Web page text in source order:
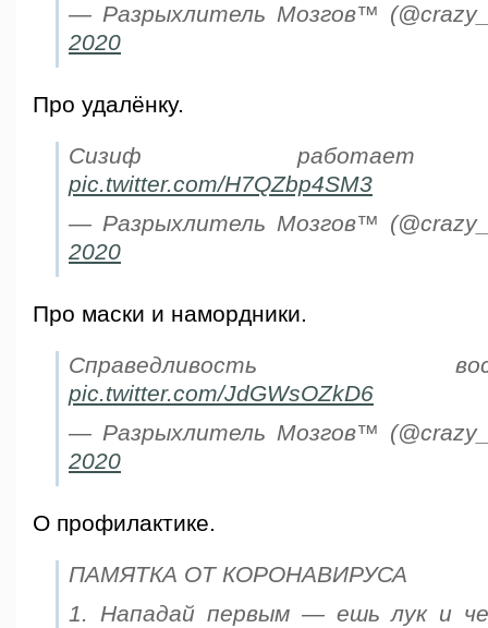
— Разрыхлитель Мозгов™
2020
Про удалёнку.
Сизиф работает
pic.twitter.com/H7QZbp4SM3
— Разрыхлитель Мозгов™
2020
Про маски и намордники.
Справедливость
pic.twitter.com/JdGWsOZkD6
— Разрыхлитель Мозгов™
2020
О профилактике.
ПАМЯТКА ОТ КОРОНАВИРУСА
1. Нападай первым — ешь лук и